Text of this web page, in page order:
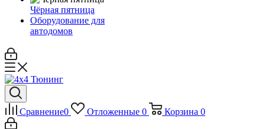
Чёрная пятница
Оборудование для
автодомов
Сравнение0 Отложенные 0 Корзина 0